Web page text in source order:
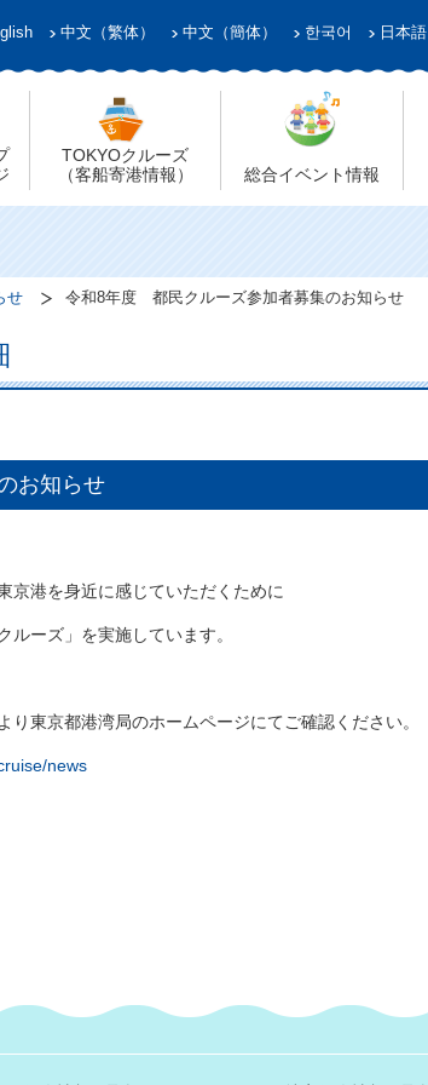
中文（繁体） 中文（簡体） 한국어 日本語
TOKYOクルーズ
（客船寄港情報）
総合イベント情報
せ 令和8年度 都民クルーズ参加者募集のお知らせ
お知らせ
港を身近に感じていただくために
ーズ」を実施しています。
東京都港湾局のホームページにてご確認ください。
news